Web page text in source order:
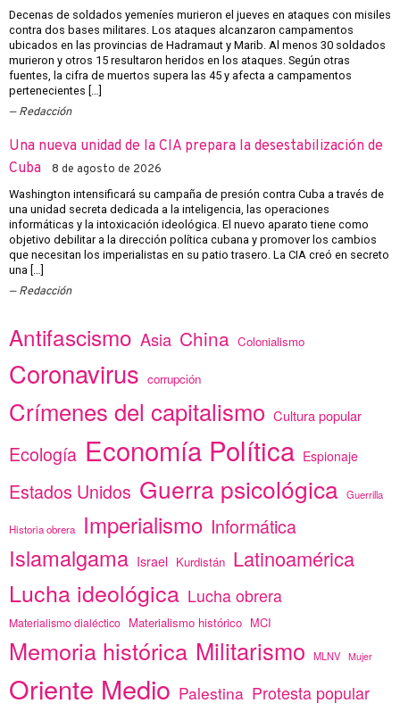
Decenas de soldados yemeníes murieron el jueves en ataques con misiles
contra dos bases militares. Los ataques alcanzaron campamentos
ubicados en las provincias de Hadramaut y Marib. Al menos 30 soldados
murieron y otros 15 resultaron heridos en los ataques. Según otras
fuentes, la cifra de muertos supera las 45 y afecta a campamentos
pertenecientes […]
Redacción
Una nueva unidad de la CIA prepara la desestabilización de
Cuba
8 de agosto de 2026
Washington intensificará su campaña de presión contra Cuba a través de
una unidad secreta dedicada a la inteligencia, las operaciones
informáticas y la intoxicación ideológica. El nuevo aparato tiene como
objetivo debilitar a la dirección política cubana y promover los cambios
que necesitan los imperialistas en su patio trasero. La CIA creó en secreto
una […]
Redacción
Antifascismo Asia China Colonialismo
Coronavirus corrupción
Crímenes del capitalismo Cultura popular
Ecología Economía Política Espionaje
Estados Unidos Guerra psicológica Guerrilla
Historia obrera Imperialismo Informática
Islamalgama Israel Kurdistán Latinoamérica
Lucha ideológica Lucha obrera
Materialismo dialéctico Materialismo histórico MCI
Memoria histórica Militarismo MLNV Mujer
Oriente Medio Palestina Protesta popular